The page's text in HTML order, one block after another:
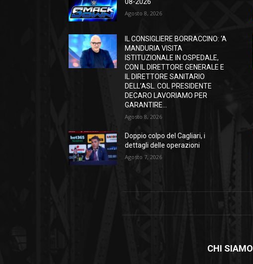
Agosto 8, 2026
IL CONSIGLIERE BORRACCINO: ‘A
MANDURIA VISITA
ISTITUZIONALE IN OSPEDALE,
CON IL DIRETTORE GENERALE E
IL DIRETTORE SANITARIO
DELL’ASL. COL PRESIDENTE
DECARO LAVORIAMO PER
GARANTIRE...
Agosto 8, 2026
Doppio colpo del Cagliari, i
dettagli delle operazioni
Agosto 7, 2026
CHI SIAMO